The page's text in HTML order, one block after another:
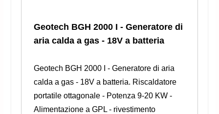
Geotech BGH 2000 I - Generatore di
aria calda a gas - 18V a batteria
Geotech BGH 2000 I - Generatore di aria
calda a gas - 18V a batteria. Riscaldatore
portatile ottagonale - Potenza 9-20 KW -
Alimentazione a GPL - rivestimento